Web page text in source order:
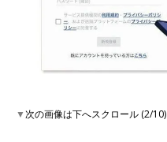
▼次の画像は下へスクロール (2/10)